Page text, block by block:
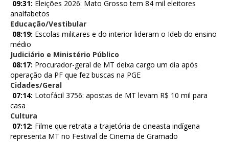
09:31: Eleições 2026: Mato Grosso tem 84 mil eleitores
analfabetos
Educação/Vestibular
08:19: Escolas militares e do interior lideram o Ideb do ensino
médio
Judiciário e Ministério Público
08:17: Procurador-geral de MT deixa cargo um dia após
operação da PF que fez buscas na PGE
Cidades/Geral
07:14: Lotofácil 3756: apostas de MT levam R$ 10 mil para
casa
Cultura
07:12: Filme que retrata a trajetória de cineasta indígena
representa MT no Festival de Cinema de Gramado